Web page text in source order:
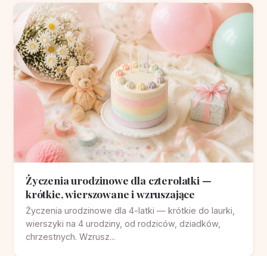
Życzenia urodzinowe dla czterolatki —
krótkie, wierszowane i wzruszające
Życzenia urodzinowe dla 4-latki — krótkie do laurki,
wierszyki na 4 urodziny, od rodziców, dziadków,
chrzestnych. Wzrusz...